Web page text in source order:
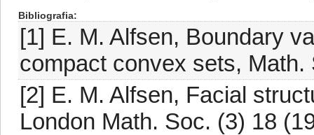
Bibliografia
[1] E. M. Alfsen, Boundary
compact convex sets,
[2] E. M. Alfsen, Facial
London Math. Soc. (3) 18